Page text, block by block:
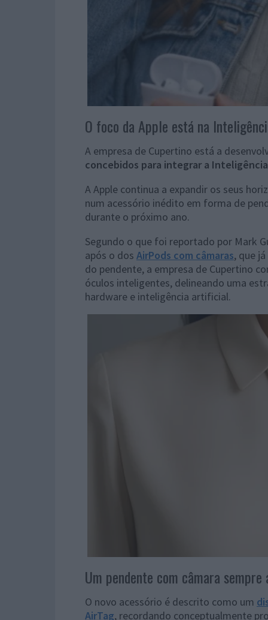
O foco da Apple está na
A empresa de Cupertino está a
concebidos para integrar a
A Apple continua a expandir os seus
num acessório inédito em forma de
durante o próximo ano.
Segundo o que foi reportado por Mark
após o dos AirPods com câmaras, que já
do pendente, a empresa de Cupertino
óculos inteligentes, delineando uma
hardware e inteligência artificial.
Um pendente com câmara sempre
O novo acessório é descrito como um
AirTag, recordando conceptualmente